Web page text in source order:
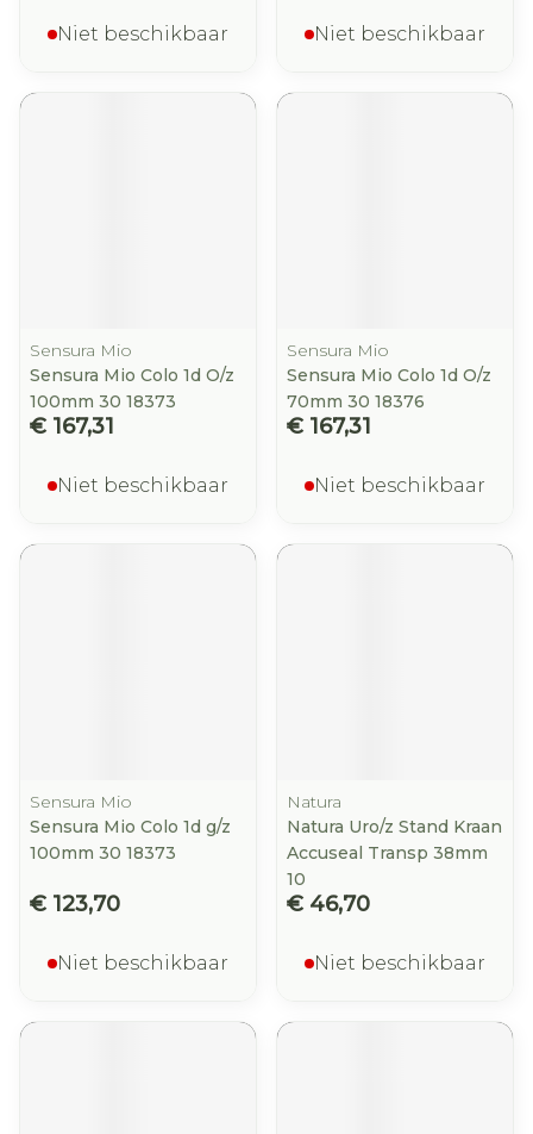
Niet beschikbaar Niet beschikbaar
Sensura Mio
Sensura Mio Colo 1d O/z
100mm 30 18373
€ 167,31
Niet beschikbaar
Sensura Mio
Sensura Mio Colo 1d O/z
70mm 30 18376
€ 167,31
Niet beschikbaar
Sensura Mio
Sensura Mio Colo 1d g/z
100mm 30 18373
€ 123,70
Niet beschikbaar
Natura
Natura Uro/z Stand Kraan
Accuseal Transp 38mm
10
€ 46,70
Niet beschikbaar